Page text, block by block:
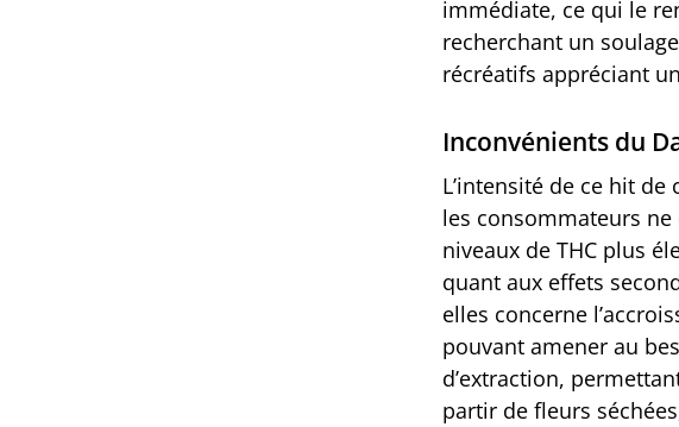
immédiate, ce qui le
recherchant un
récréatifs appréciant
Inconvénients du
L’intensité de ce hit
les consommateurs
niveaux de THC plus
quant aux effets
elles concerne
pouvant amener au
d’extraction,
partir de fleurs